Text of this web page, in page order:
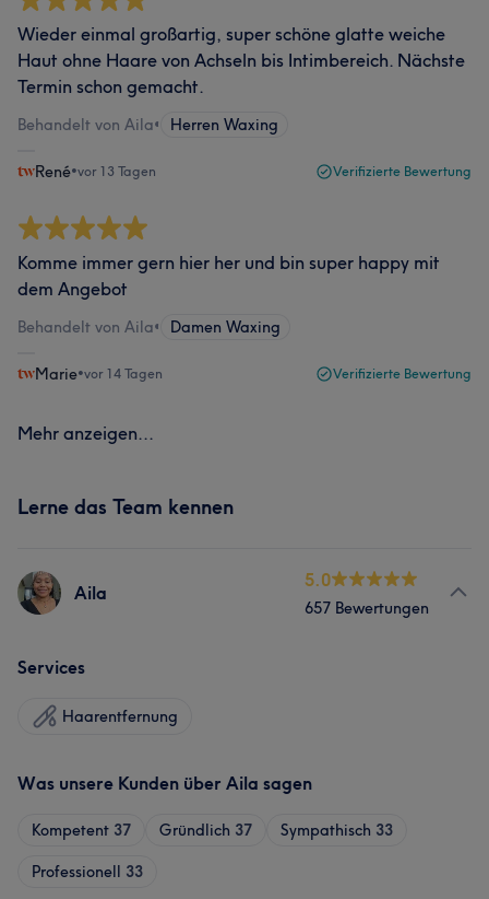
Wieder einmal großartig, super schöne glatte weiche
Haut ohne Haare von Achseln bis Intimbereich. Nächste
Termin schon gemacht.
Behandelt von Aila• Herren Waxing
René•vor 13 Tagen Verifizierte Bewertung
Komme immer gern hier her und bin super happy mit
dem Angebot
Behandelt von Aila• Damen Waxing
Marie•vor 14 Tagen Verifizierte Bewertung
Mehr anzeigen...
Lerne das Team kennen
Aila
5.0
657 Bewertungen
Services
Haarentfernung
Was unsere Kunden über Aila sagen
Kompetent 37 Gründlich 37 Sympathisch 33
Professionell 33